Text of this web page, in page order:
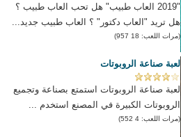
"2019 العاب طبيب" هل تحب العاب طبيب ؟
هل تريد "العاب دكتور" ؟ العاب طبيب جديد...
(مرات اللعب: 18 957)
لعبة صناعة الروبوتات
لعبة صناعة الروبوتات استمتع بصناعة وتجميع
الروبوتات الكبيرة في المصنع استخدم ...
(مرات اللعب: 4 552)